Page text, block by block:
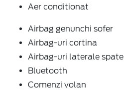
Aer conditionat
Airbag genunchi sofer
Airbag-uri cortina
Airbag-uri laterale spate
Bluetooth
Comenzi volan